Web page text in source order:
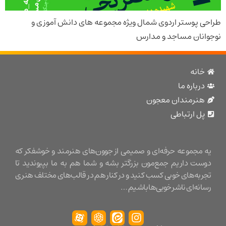
اردوی شمال ویژه مجموعه های دانش آموزی و
مساجد و مدارس
ما
معجون
ارتباطی
حرفه‌ای و صمیمی از جوون‌های هنرمند و خوشفکر که
داریم جمع‌مون بزرگتر بشه و شما هم به ما بپیوندید تا
خوبی کسب کنید و در کنار هم در قالب‌های مختلف هنری
ناشر خوبی‌ها باشیم …